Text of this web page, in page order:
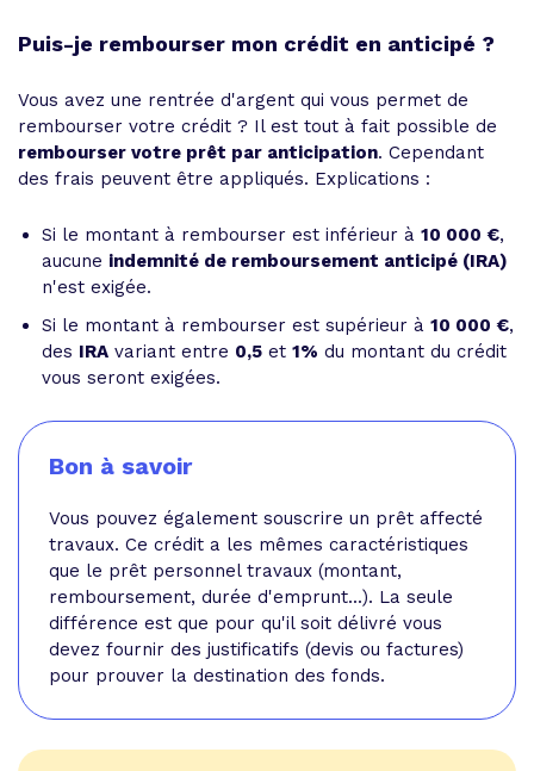
Puis-je rembourser mon crédit en anticipé ?
Vous avez une rentrée d'argent qui vous permet de
rembourser votre crédit ? Il est tout à fait possible de
rembourser votre prêt par anticipation. Cependant
des frais peuvent être appliqués. Explications :
Si le montant à rembourser est inférieur à 10 000 €,
aucune indemnité de remboursement anticipé (IRA)
n'est exigée.
Si le montant à rembourser est supérieur à 10 000 €,
des IRA variant entre 0,5 et 1% du montant du crédit
vous seront exigées.
Bon à savoir
Vous pouvez également souscrire un prêt affecté
travaux. Ce crédit a les mêmes caractéristiques
que le prêt personnel travaux (montant,
remboursement, durée d'emprunt...). La seule
différence est que pour qu'il soit délivré vous
devez fournir des justificatifs (devis ou factures)
pour prouver la destination des fonds.